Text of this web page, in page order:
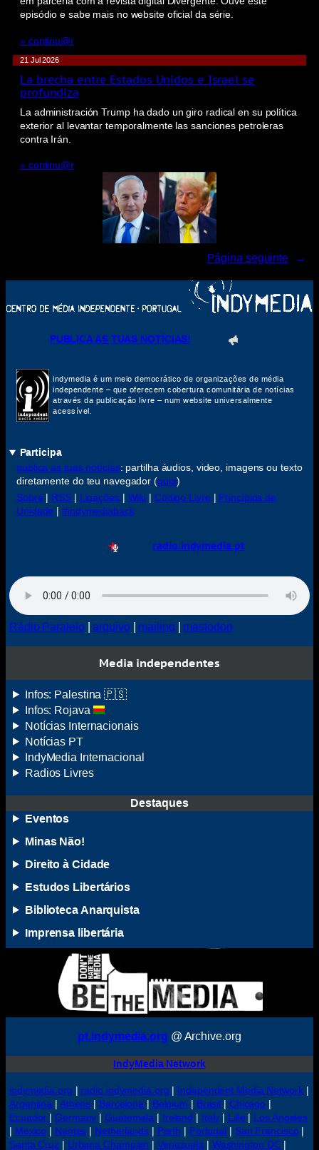
episódio e sabe mais no website oficial da série.
» continu@r
21 Jul 2026
La brecha entre Estados Unidos e Israel se
profundiza
La administración Trump ha dado un giro radical en su política
exterior al levantar temporalmente las sanciones petroleras
contra Irán.
» continu@r
Página seguinte →
PUBLICA AS TUAS NOTÍCIAS!
indymedia é um meio democrático de organizações de média
independente – que oferecem cobertura comunitária de notícias
através da publicação livre – num website universalmente
acessível.
Participa
publica as tuas notícias: partilha áudios, video, imagens ou texto
diretamente do teu navegador (guia)
Sobre
RSS| Ligações| Wiki Código Livre
Princípios de
Unidade |#indymediaback
radio.indymedia.pt
Rádio Paralelo|arquivo| mailing mastodon
Media independentes
Infos: Palestina 🇵🇸
Infos: Rojava
Notícias Internacionais
Notícias PT
IndyMedia Internacional
Radios Livres
Destaques
Eventos
Minas Não!
Direito à Cidade
Estudos Libertários
Biblioteca Anarquista
Imprensa libertária
pt.indymedia.org @ Archive.org
IndyMedia Network
indymedia.org radio.indymedia.org Independent Media Network|
Argentina
Athens Barcelona Belgium Brasil Chicago
Ecuador
|Germany |Guatemala Ireland Italy Lille
Los Angeles
México Nantes Netherlands| Perth Portugal San Francisco
Santa Cruz
Urbana Champain Venezuela Washington DC|